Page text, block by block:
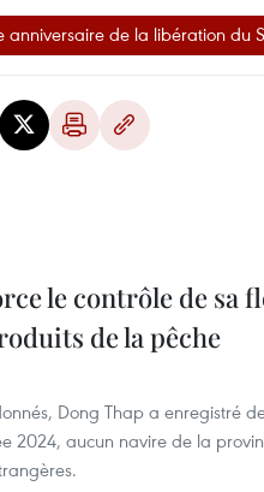
anniversaire de la libération du
le contrôle de sa
de la pêche
Dong Thap a enregistré
2024, aucun navire de la